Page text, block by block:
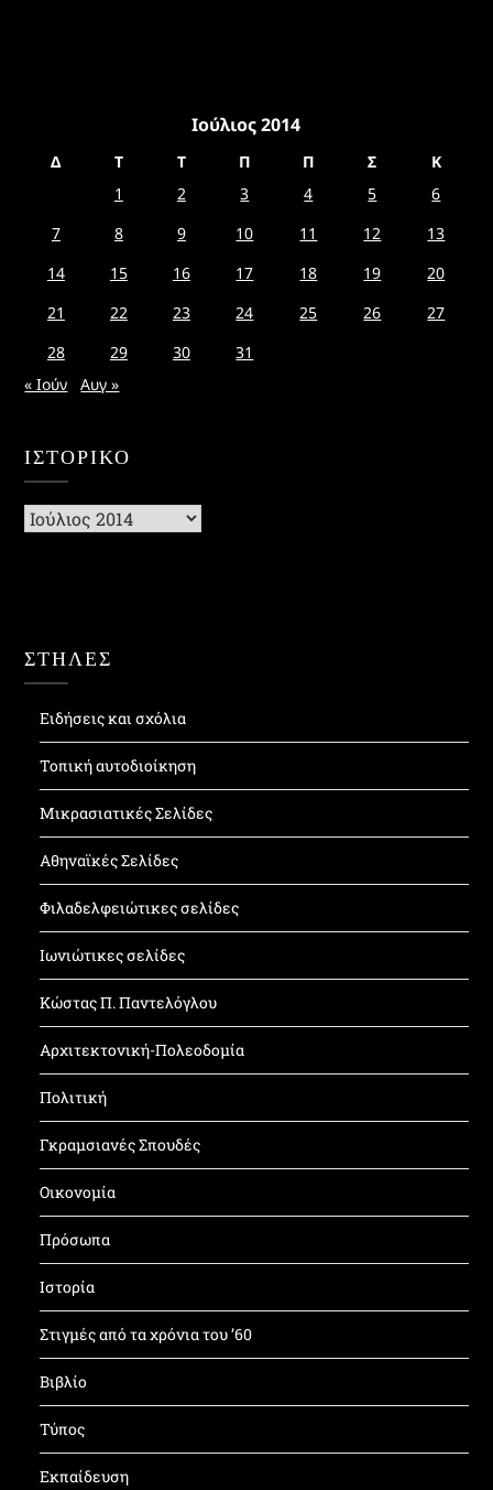
Ιούλιος 2014
Δ Τ Τ Π Π Σ
Κ
1
2 3 4 5
6
7
8 9 10 11 12
13
14
15 16 17 18 19
20
21
22 23 24 25 26
27
28
29 30
31
« Ιούν
Αυγ »
ΙΣΤΟΡΙΚΌ
Ιστορικό
ΣΤΗΛΕΣ
Ειδήσεις και σχόλια
Τοπική αυτοδιοίκηση
Μικρασιατικές Σελίδες
Αθηναϊκές Σελίδες
Φιλαδελφειώτικες σελίδες
Ιωνιώτικες σελίδες
Κώστας Π. Παντελόγλου
Αρχιτεκτονική-Πολεοδομία
Πολιτική
Γκραμσιανές Σπουδές
Οικονομία
Πρόσωπα
Ιστορία
Στιγμές από τα χρόνια του ’60
Βιβλίο
Τύπος
Εκπαίδευση